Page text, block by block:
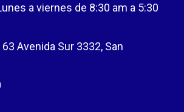
a viernes de 8:30 am a 5:30
Avenida Sur 3332, San